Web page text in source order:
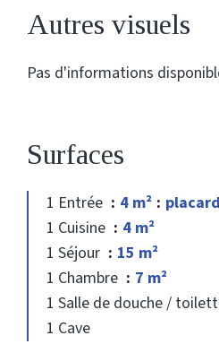
Autres visuels
Pas d'informations
Surfaces
1 Entrée 4 m²
1 Cuisine
4 m²
1 Séjour
15 m²
1 Chambre
7 m²
1 Salle de douche /
1 Cave